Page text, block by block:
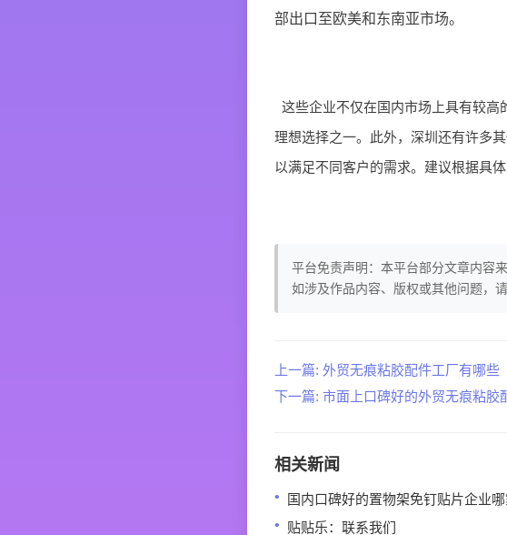
部出口至欧美和东南亚市场。
这些企业不仅在国内市场上具有较
理想选择之一。此外，深圳还有许多
以满足不同客户的需求。建议根据具
平台免责声明：本平台部分文章内容
如涉及作品内容、版权或其他问题，
上一篇: 外贸无痕粘胶配件工厂有哪些
下一篇: 市面上口碑好的外贸无痕粘胶
相关新闻
国内口碑好的置物架免钉贴片企业
贴贴乐：联系我们